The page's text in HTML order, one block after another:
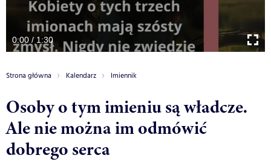
0:00 / 1:30
Strona główna Kalendarz Imiennik
Osoby o tym imieniu są władcze.
Ale nie można im odmówić
dobrego serca